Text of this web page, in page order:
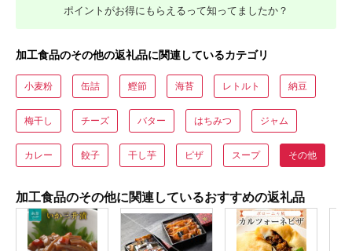
ポイントがお得にもらえるって知ってましたか？
加工食品のその他の返礼品に関連しているカテゴリ
小麦粉 缶詰 鰹節 海苔 レトルト 納豆
梅干し チーズ バター はちみつ ジャム
カレー 餃子 干し芋 ピザ スープ その他
加工食品のその他に関連しているおすすめの返礼品